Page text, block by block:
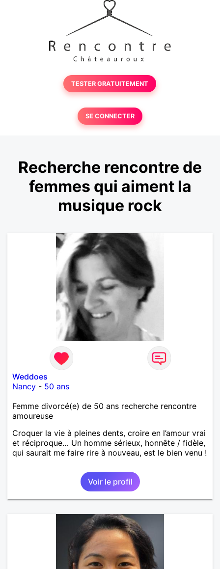
TESTER GRATUITEMENT
SE CONNECTER
Recherche rencontre de
femmes qui aiment la
musique rock
Weddoes
Nancy - 50 ans
Femme divorcé(e) de 50 ans recherche rencontre
amoureuse
Croquer la vie à pleines dents, croire en l’amour vrai
et réciproque… Un homme sérieux, honnête / fidèle,
qui saurait me faire rire à nouveau, est le bien venu !
Voir le profil